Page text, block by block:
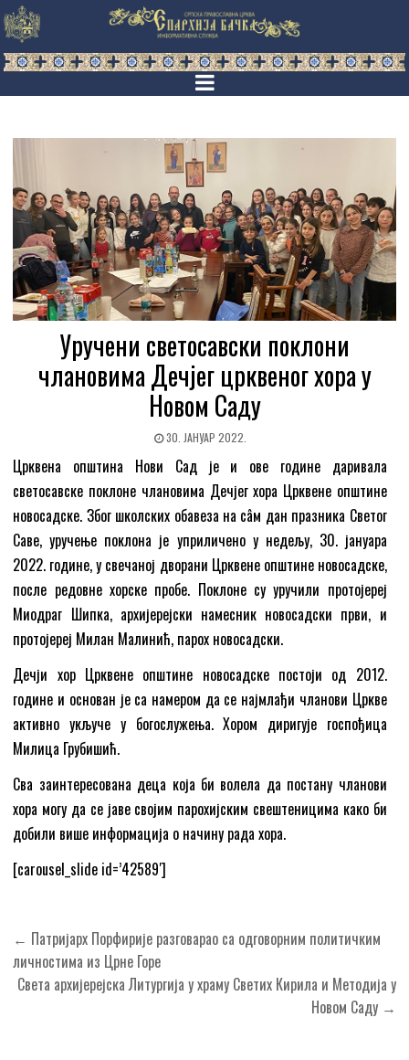
Уручени светосавски поклони
члановима Дечјег црквеног хора у
Новом Саду
30. ЈАНУАР 2022.
Црквена општина Нови Сад је и ове године даривала
светосавске пoклоне члановима Дечјег хора Црквене општине
новосадске. Због школских обавеза на сâм дан празника Светог
Саве, уручење поклона је уприличено у недељу, 30. јануара
2022. године, у свечаној дворани Црквене општине новосадске,
после редовне хорске пробе. Поклоне су уручили протојереј
Миодраг Шипка, архијерејски намесник новосадски први, и
протојереј Милан Малинић, парох новосадски.
Дечји хор Црквене општине новосадске постоји од 2012.
године и основан је са намером да се најмлађи чланови Цркве
активно укључе у богослужења. Хором диригује госпођица
Милица Грубишић.
Сва заинтересована деца која би волела да постану чланови
хора могу да се јаве својим парохијским свештеницима како би
добили више информација о начину рада хора.
[carousel_slide id=’42589′]
Кретање
чланка
← Патријарх Порфирије разговарао са одговорним политичким
личностима из Црне Горе
Света архијерејска Литургија у храму Светих Кирила и Методија у
Новом Саду →